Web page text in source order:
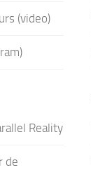
(video)
Reality
de